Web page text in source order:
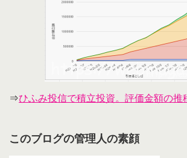
⇒ひふみ投信で積立投資。評価金額の推
このブログの管理人の素顔